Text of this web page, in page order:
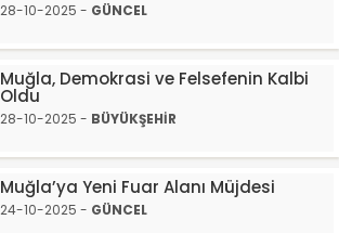
28-10-2025 - GÜNCEL
Muğla, Demokrasi ve Felsefenin Kalbi
Oldu
28-10-2025 - BÜYÜKŞEHİR
Muğla’ya Yeni Fuar Alanı Müjdesi
24-10-2025 - GÜNCEL